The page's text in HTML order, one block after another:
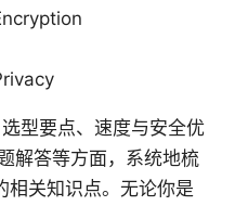
型要点、速度与安全优
解答等方面，系统地梳
相关知识点。无论你是